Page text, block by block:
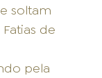
soltam
de
pela